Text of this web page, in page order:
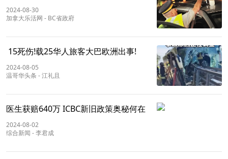
2024-08-30
加拿大乐活网 - BC省政府
15死伤!载25华人旅客大巴欧洲出事!
2024-08-05
温哥华头条 -江礼且
医生获赔640万 ICBC新旧政策奥秘何在
2024-08-02
综合新闻 -李君成